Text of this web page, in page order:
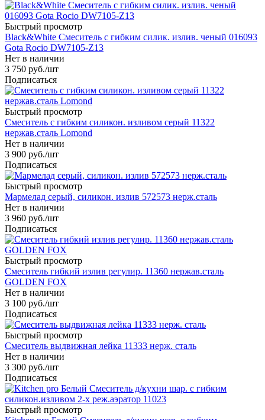
Быстрый просмотр
Black&White Смеситель с гибким силик. излив. ченый 016093
Gota Rocio DW7105-Z13
Нет в наличии
3 750 руб./шт
Подписаться
Быстрый просмотр
Смеситель с гибким силикон. изливом серый 11322
нержав.сталь Lomond
Нет в наличии
3 900 руб./шт
Подписаться
Быстрый просмотр
Мармелад серый, силикон. излив 572573 нерж.сталь
Нет в наличии
3 960 руб./шт
Подписаться
Быстрый просмотр
Смеситель гибкий излив регулир. 11360 нержав.сталь
GOLDEN FOX
Нет в наличии
3 100 руб./шт
Подписаться
Быстрый просмотр
Смеситель выдвижная лейка 11333 нерж. сталь
Нет в наличии
3 300 руб./шт
Подписаться
Быстрый просмотр